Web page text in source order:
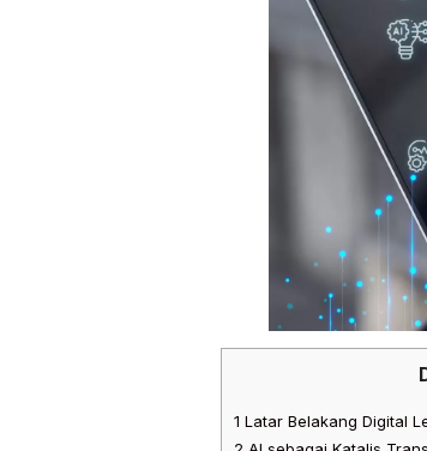
1 Latar Belakang Digital